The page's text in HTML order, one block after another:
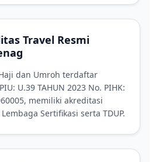
Travel Resmi
dan Umroh terdaftar
U.39 TAHUN 2023 No. PIHK:
memiliki akreditasi
Sertifikasi serta TDUP.